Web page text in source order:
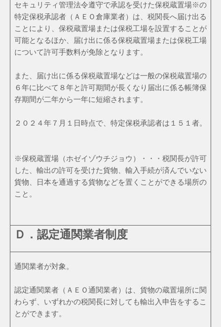
セキュリティ管理法令遵守で承認を受けた保税蔵置場※の
特定保税承認者（ＡＥＯ倉庫業者）は、税関長へ届け出る
ことにより、保税蔵置場または保税工場を設置することが
可能となるほか、届け出に係る保税蔵置場または保税工場
について許可手数料が免除となります。
また、届け出に係る保税蔵置場などは一般の保税蔵置場の
６年に比べて８年と許可期間が長くなり届出に係る帳簿保
存期間が二年から一年に短縮されます。
２０２４年７月１日時点で、特定保税承認者は１５１者。
※保税蔵置場（ホゼイゾウチジョウ）・・・税関長が許可
した、輸出の許可を受けた貨物、輸入手続が済んでいない
貨物、日本を通過する貨物などを置くことができる場所の
こと。
Ｄ．認定通関業者制度
通関業者が対象。
認定通関業者（ＡＥＯ通関業者）は、貨物の蔵置場所に関
わらず、いずれかの税関長に対しても輸出入申告をするこ
とができます。